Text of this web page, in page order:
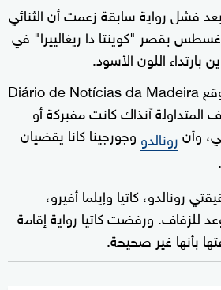
فشل رواية سابقة زعمت أن الثنائي
بقصر "كوينتا دا ريغالييرا" في
بارتداء اللون الأسود.
وكشف تدقيق أجراه موقع Diário de Notícias da Madeira
المتداولة آنذاك كانت مفبركة أو
وأنرونالدو وجورجينا كانا يقضيان
.
رونالدو، كاتيا وإيلما أفيرو،
للزفاف. ورفضت كاتيا رواية إقامة
بأنها غير صحيحة.